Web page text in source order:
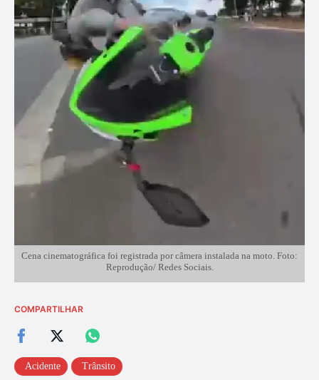
Cena cinematográfica foi registrada por câmera instalada na moto. Foto:
Reprodução/ Redes Sociais.
COMPARTILHAR
Acidente Trânsito